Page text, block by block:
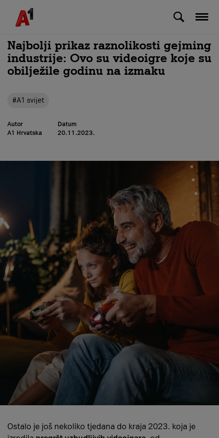
Skip to Main Content
Najbolji prikaz raznolikosti gejming
industrije: Ovo su videoigre koje su
obilježile godinu na izmaku
#A1 svijet
Autor
A1 Hrvatska
Datum
20.11.2023.
Ostalo je još nekoliko tjedana do kraja 2023. koja je